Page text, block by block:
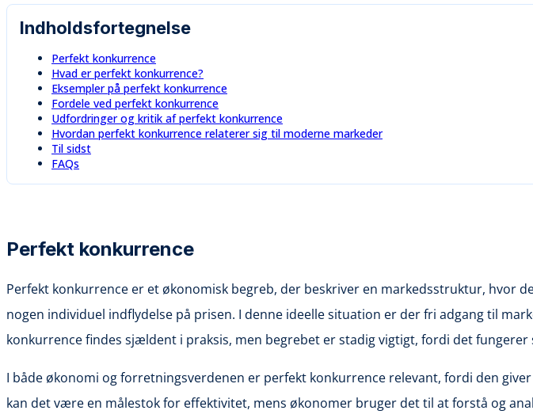
Indholdsfortegnelse
Perfekt konkurrence
Hvad er perfekt konkurrence?
Eksempler på perfekt konkurrence
Fordele ved perfekt konkurrence
Udfordringer og kritik af perfekt konkurrence
Hvordan perfekt konkurrence relaterer sig til moderne markeder
Til sidst
FAQs
Perfekt konkurrence
Perfekt konkurrence er et økonomisk begreb, der beskriver en markedsstruktur, hvor
nogen individuel indflydelse på prisen. I denne ideelle situation er der fri adgang til
konkurrence findes sjældent i praksis, men begrebet er stadig vigtigt, fordi det
I både økonomi og forretningsverdenen er perfekt konkurrence relevant, fordi den
kan det være en målestok for effektivitet, mens økonomer bruger det til at forstå og